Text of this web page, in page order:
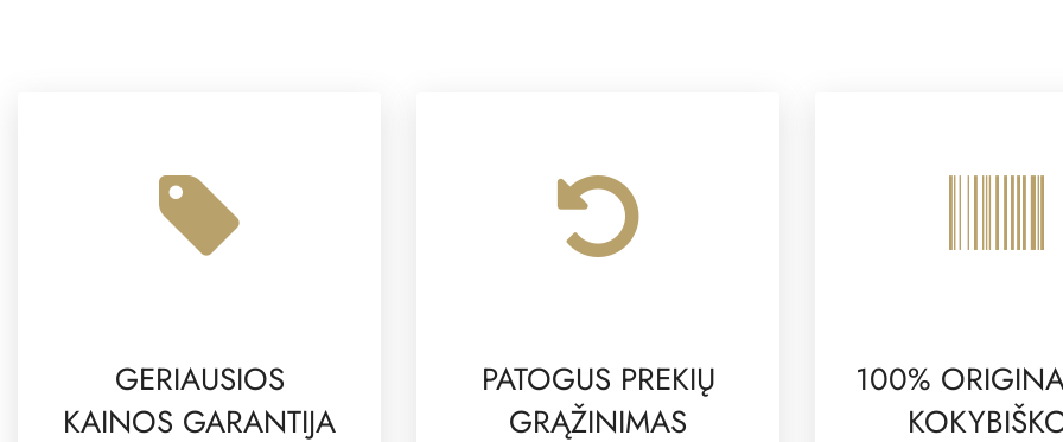
GERIAUSIOS
KAINOS GARANTIJA
PATOGUS PREKIŲ
GRĄŽINIMAS
100%